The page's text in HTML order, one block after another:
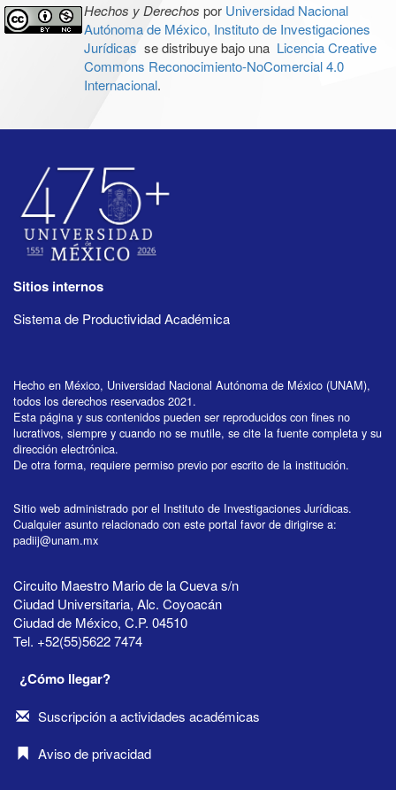
Hechos y Derechos por Universidad Nacional
Autónoma de México, Instituto de Investigaciones
Jurídicas se distribuye bajo una Licencia Creative
Commons Reconocimiento-NoComercial 4.0
Internacional.
Sitios internos
Sistema de Productividad Académica
Hecho en México, Universidad Nacional Autónoma de México (UNAM),
todos los derechos reservados 2021.
Esta página y sus contenidos pueden ser reproducidos con fines no
lucrativos, siempre y cuando no se mutile, se cite la fuente completa y su
dirección electrónica.
De otra forma, requiere permiso previo por escrito de la institución.
Sitio web administrado por el Instituto de Investigaciones Jurídicas.
Cualquier asunto relacionado con este portal favor de dirigirse a:
padiij@unam.mx
Circuito Maestro Mario de la Cueva s/n
Ciudad Universitaria, Alc. Coyoacán
Ciudad de México, C.P. 04510
Tel. +52(55)5622 7474
¿Cómo llegar?
Suscripción a actividades académicas
Aviso de privacidad